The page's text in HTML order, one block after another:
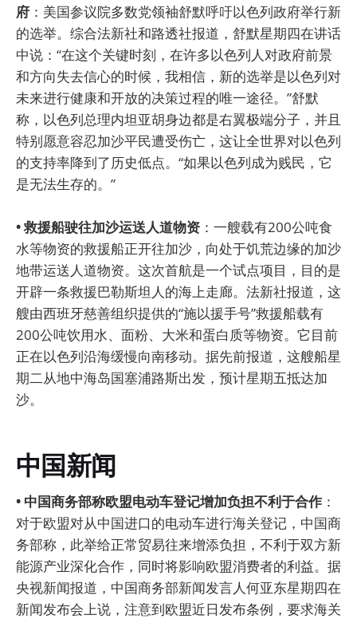
府 ：美国参议院多数党领袖舒默呼吁以色列政府举行新
的选举。综合法新社和路透社报道，舒默星期四在讲话
中说：“在这个关键时刻，在许多以色列人对政府前景
和方向失去信心的时候，我相信，新的选举是以色列对
未来进行健康和开放的决策过程的唯一途径。”舒默
称，以色列总理内坦亚胡身边都是右翼极端分子，并且
特别愿意容忍加沙平民遭受伤亡，这让全世界对以色列
的支持率降到了历史低点。“如果以色列成为贱民，它
是无法生存的。”
• 救援船驶往加沙运送人道物资 ：一艘载有200公吨食
水等物资的救援船正开往加沙，向处于饥荒边缘的加沙
地带运送人道物资。这次首航是一个试点项目，目的是
开辟一条救援巴勒斯坦人的海上走廊。法新社报道，这
艘由西班牙慈善组织提供的“施以援手号”救援船载有
200公吨饮用水、面粉、大米和蛋白质等物资。它目前
正在以色列沿海缓慢向南移动。据先前报道，这艘船星
期二从地中海岛国塞浦路斯出发，预计星期五抵达加
沙。
中国新闻
• 中国商务部称欧盟电动车登记增加负担不利于合作 ：
对于欧盟对从中国进口的电动车进行海关登记，中国商
务部称，此举给正常贸易往来增添负担，不利于双方新
能源产业深化合作，同时将影响欧盟消费者的利益。据
央视新闻报道，中国商务部新闻发言人何亚东星期四在
新闻发布会上说，注意到欧盟近日发布条例，要求海关